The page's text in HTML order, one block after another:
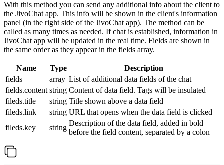
With this method you can send any additional info about the client to
the JivoChat app. This info will be shown in the client's information
panel (in the right side of the JivoChat app). The method can be
called as many times as needed. If chat is established, information in
JivoChat app will be updated in the real time. Fields are shown in
the same order as they appear in the fields array.
Name Type
Description
fields
array List of additional data fields of the chat
fields.content string Content of data field. Tags will be insulated
fileds.title
string Title shown above a data field
fileds.link
string URL that opens when the data field is clicked
fileds.key
string
Description of the data field, added in bold
before the field content, separated by a colon